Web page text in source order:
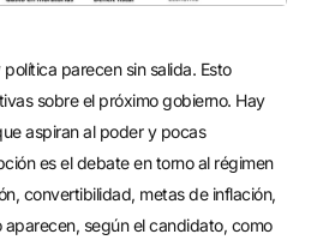
parecen sin salida. Esto
sobre el próximo gobierno. Hay
aspiran al poder y pocas
es el debate en torno al régimen
convertibilidad, metas de inflación,
según el candidato, como